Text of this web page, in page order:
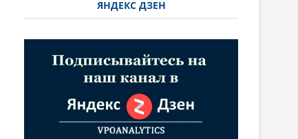
ЯНДЕКС ДЗЕН